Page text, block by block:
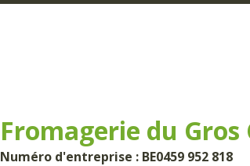
Fromagerie du Gros
Numéro d'entreprise : BE0459 952 818